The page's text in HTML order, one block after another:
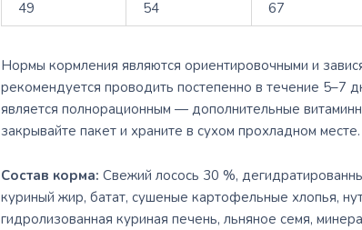
49
54 67
Нормы кормления являются ориентировочными и
рекомендуется проводить постепенно в течение 5–7
является полнорационным — дополнительные
закрывайте пакет и храните в сухом прохладном месте.
Состав корма: Свежий лосось 30 %,
куриный жир, батат, сушеные картофельные хлопья,
гидролизованная куриная печень, льняное семя,